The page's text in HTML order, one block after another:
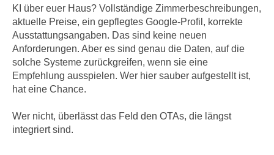
KI über euer Haus? Vollständige Zimmerbeschreibungen,
aktuelle Preise, ein gepflegtes Google-Profil, korrekte
Ausstattungsangaben. Das sind keine neuen
Anforderungen. Aber es sind genau die Daten, auf die
solche Systeme zurückgreifen, wenn sie eine
Empfehlung ausspielen. Wer hier sauber aufgestellt ist,
hat eine Chance.
Wer nicht, überlässt das Feld den OTAs, die längst
integriert sind.